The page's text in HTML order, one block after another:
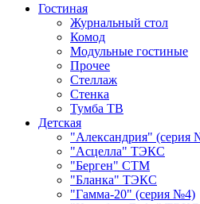
Гостиная
Журнальный стол
Комод
Модульные гостиные
Прочее
Стеллаж
Стенка
Тумба ТВ
Детская
"Александрия" (серия
"Асцелла" ТЭКС
"Берген" СТМ
"Бланка" ТЭКС
"Гамма-20" (серия №4)